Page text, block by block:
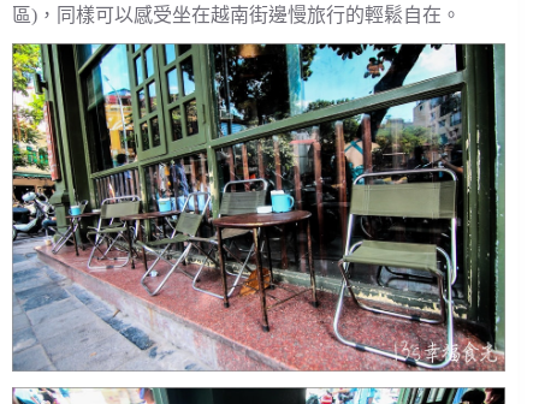
區)，同樣可以感受坐在越南街邊慢旅行的輕鬆自在。